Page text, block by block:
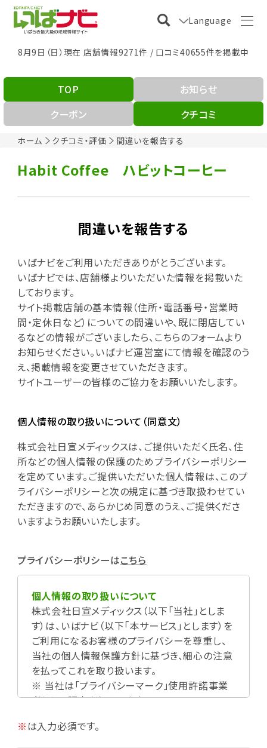
Language
8月9日（日）現在 店舗情報9271件 / 口コミ40655件を掲載中
ホーム クチコミ・評価 間違いを報告する
TOP
お知らせ
クーポン
クチコミ
Habit Coffee ハビットコーヒー
間違いを報告する
いばナビをご利用いただきありがとうございます。
いばナビでは、店舗様よりいただいた情報を掲載いた
しております。
サイト掲載店舗の基本情報（住所・電話番号・営業時
間・定休日など）についての間違いや、既に閉店してい
るなどの情報がございましたら、こちらのフォームより
お知らせください。いばナビ運営室にて情報を確認のう
え、掲載情報を変更させていただきます。
サイトユーザーの皆様のご協力をお願いいたします。
個人情報の取り扱いについて（同意文）
株式会社日宣メディックスは、ご提供いただく氏名、住
所などの個人情報の保護のためプライバシーポリシー
を定めています。ご提供いただいた個人情報は、このプ
ライバシーポリシーと次の規定に基づき取扱わせてい
ただきますので、あらかじめ同意のうえ、ご提供くださ
いますようお願いいたします。
プライバシーポリシーはこちら
個人情報の取り扱いについて
株式会社日宣メディックス（以下「当社」としま
す）は、いばナビ（以下「本サービス」とします）を
ご利用になるお客様のプライバシーを尊重し、
当社の個人情報保護方針に基づき、細心の注意
を払ってこれを取り扱います。
※ 当社は「プライバシーマーク」使用許諾事業
者として認定されています。
※は入力必須です。